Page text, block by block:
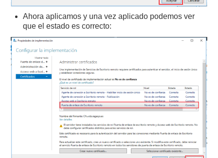
Ahora aplicamos y una vez aplicado podemos ver
que el estado es correcto: